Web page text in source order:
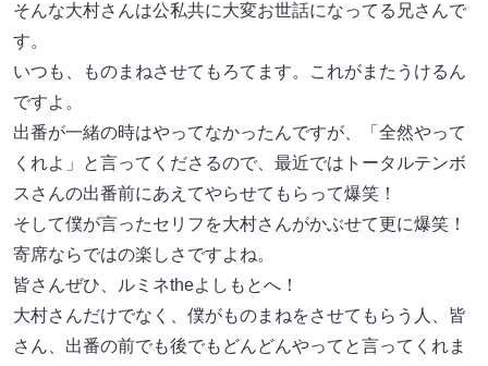
そんな大村さんは公私共に大変お世話になってる兄さんで
す。
いつも、ものまねさせてもろてます。これがまたうけるん
ですよ。
出番が一緒の時はやってなかったんですが、「全然やって
くれよ」と言ってくださるので、最近ではトータルテンボ
スさんの出番前にあえてやらせてもらって爆笑！
そして僕が言ったセリフを大村さんがかぶせて更に爆笑！
寄席ならではの楽しさですよね。
皆さんぜひ、ルミネtheよしもとへ！
大村さんだけでなく、僕がものまねをさせてもらう人、皆
さん、出番の前でも後でもどんどんやってと言ってくれま